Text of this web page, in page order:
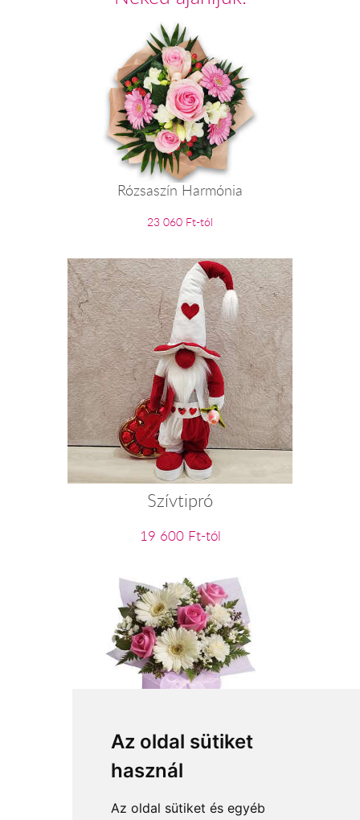
Az oldal sütiket
használ
Az oldal sütiket és egyéb
Rózsaszín Harmónia
23 060 Ft-tól
Szívtipró
19 600 Ft-tól
A legdrágább kincsem
23 200 Ft-tól